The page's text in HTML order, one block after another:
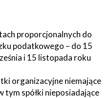
proporcjonalnych do
podatkowego – do 15
i 15 listopada roku
organizacyjne niemające
tym spółki nieposiadające